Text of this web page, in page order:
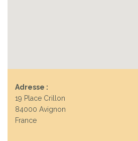
Adresse :
19 Place Crillon
84000 Avignon
France